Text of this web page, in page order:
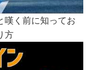
嘆く前に知ってお
方